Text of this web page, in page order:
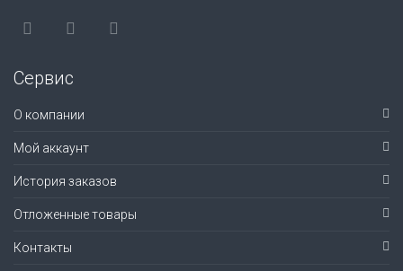
Сервис
О компании
Мой аккаунт
История заказов
Отложенные товары
Контакты